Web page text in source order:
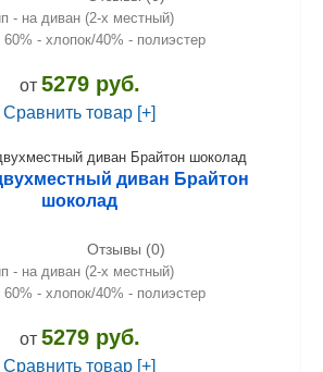
- на диван (2-х местный)
60% - хлопок/40% - полиэстер
от 5279 руб.
Сравнить товар [+]
диван Брайтон
шоколад
Отзывы (0)
- на диван (2-х местный)
60% - хлопок/40% - полиэстер
от 5279 руб.
Сравнить товар [+]